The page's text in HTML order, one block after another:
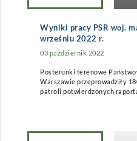
Wyniki pracy PSR woj.
wrześniu 2022 r.
03 październik 2022
Posterunki terenowe
Warszawie przeprowadziły
patroli potwierdzonych